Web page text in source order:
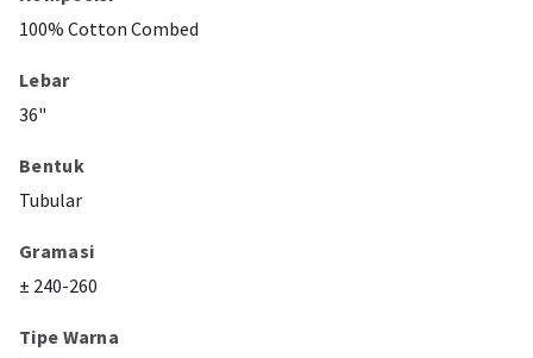
100% Cotton Combed
Lebar
36"
Bentuk
Tubular
Gramasi
± 240-260
Tipe Warna